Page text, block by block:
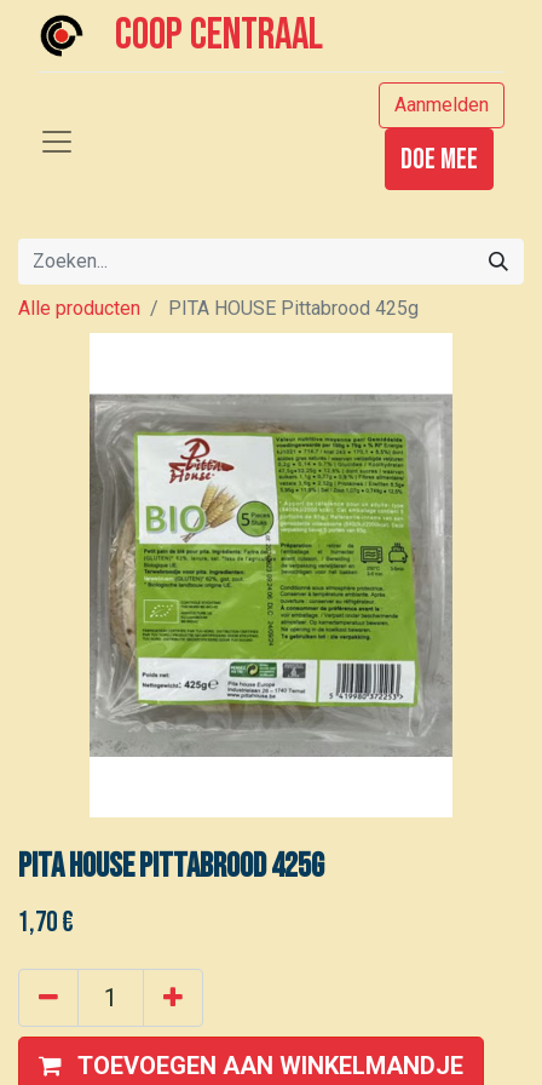
Coop centraal
Aanmelden
Doe mee
Alle producten PITA HOUSE Pittabrood 425g
PITA HOUSE Pittabrood 425g
1,70€
TOEVOEGEN AAN WINKELMANDJE